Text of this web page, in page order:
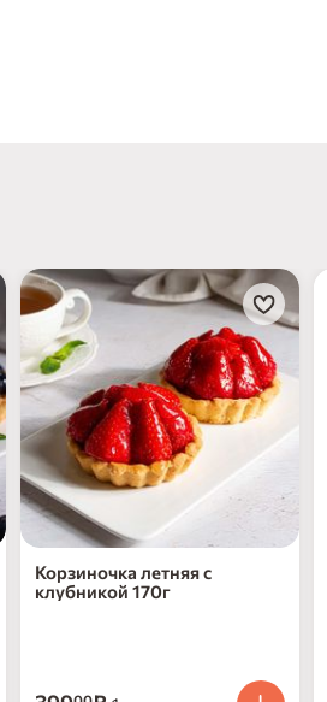
Корзиночка летняя с
клубникой 170г